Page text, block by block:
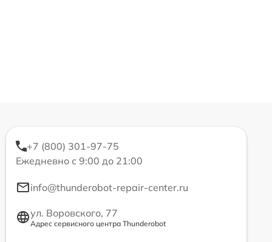
+7 (800) 301-97-75
Ежедневно с 9:00 до 21:00
info@thunderobot-repair-center.ru
ул. Воровского, 77
Адрес сервисного центра Thunderobot